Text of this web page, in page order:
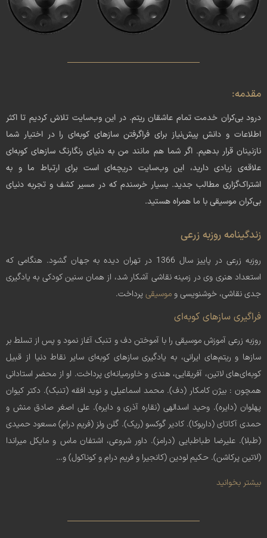
مقدمه:
درود بی‌کران خدمت تمام عاشقان ریتم. در این وب‌سایت تلاش کردیم تا اکثر
اطلاعات و دانش پیش‌نیاز برای فراگرفتن سازهای کوبه‌ای را در اختیار شما
نازنینان قرار بدهیم. اگر شما هم مانند من به دنیای رنگارنگ سازهای کوبه‌ای
علاقه‌ی زیادی دارید، این وب‌سایت دریچه‌ای است برای ارتباط ما و به
اشتراک‌گزاری مطالب جدید. بسیار خرسندم که در مسیر کشف و تجربه دنیای
بی‌کران موسیقی با ما همراه هستید.
زندگینامه روزبه زرعی
روزبه زرعی در پاییز سال 1366 در تهران دیده به جهان گشود. هنگامی که
استعداد هنری وی در زمینه نقاشی آشکار شد، از همان سنین کودکی به یادگیری
جدی نقاشی، خوشنویسی و موسیقیپرداخت.
فراگیری سازهای کوبه‌ای
روزبه زرعی آموزش موسیقی را با آموختن دف و تنبک آغاز نمود و پس از تسلط بر
سازها و ریتم‌های ایرانی، به یادگیری سازهای کوبه‌ای سایر نقاط دنیا از قبیل
کوبه‌ای‌های لاتین، آفریقایی، هندی و خاورمیانه‌ای پرداخت. او از محضر استادانی
همچون : بیژن کامکار (دف). محمد اسماعیلی و نوید افقه (تنبک). دکتر کیوان
پهلوان (دایره). وحید اسدالهی (نقاره آذری و دایره). علی اصغر صادق منش و
حمدی آکاتای (داربوکا). کادیر گوکسو (ریک). گلن ولز (فریم درام) مسعود حمیدی
(طبلا). علیرضا طباطبایی (درامز). داور شروعی، اشتفان ماس و مایکل میراندا
(لاتین پرکاشن). حکیم لودین (کانجیرا و فریم درام و کوناکول) و…
بیشتر بخوانید